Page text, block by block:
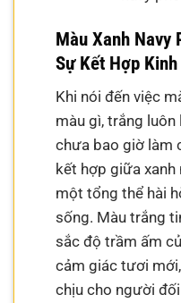
Màu Xanh Navy
Sự Kết Hợp
Khi nói đến việc
màu gì, trắng luôn
chưa bao giờ làm
kết hợp giữa xanh
một tổng thể hài
sống. Màu trắng
sắc độ trầm ấm
cảm giác tươi
chịu cho người